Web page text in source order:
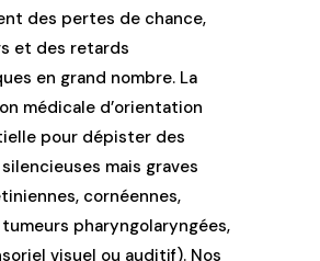
des pertes de chance,
et des retards
en grand nombre. La
médicale d’orientation
pour dépister des
mais graves
cornéennes,
tumeurs pharyngolaryngées,
visuel ou auditif). Nos